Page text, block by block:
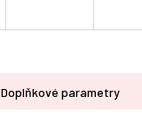
Doplňkové parametry